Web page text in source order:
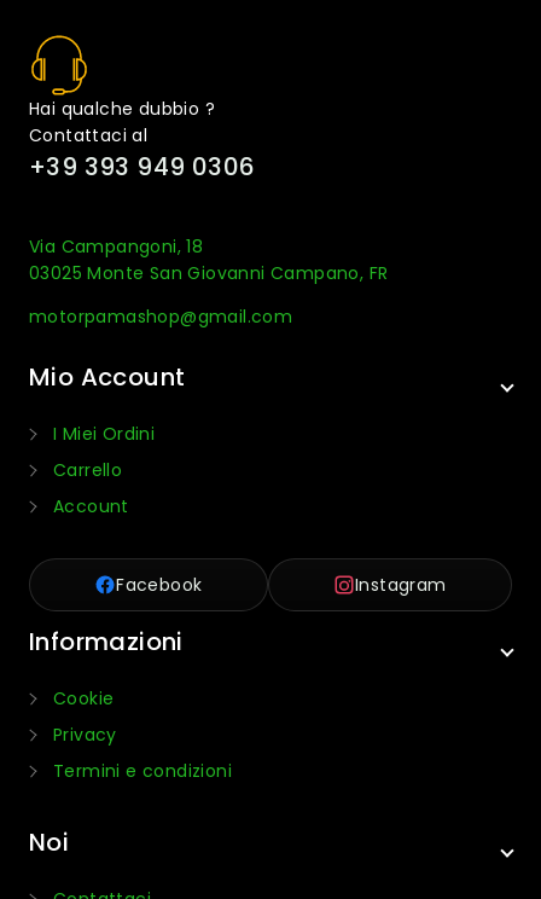
Hai qualche dubbio ?
Contattaci al
+39 393 949 0306
Via Campangoni, 18
03025 Monte San Giovanni Campano, FR
motorpamashop@gmail.com
Mio Account
I Miei Ordini
Carrello
Account
Facebook Instagram
Informazioni
Cookie
Privacy
Termini e condizioni
Noi